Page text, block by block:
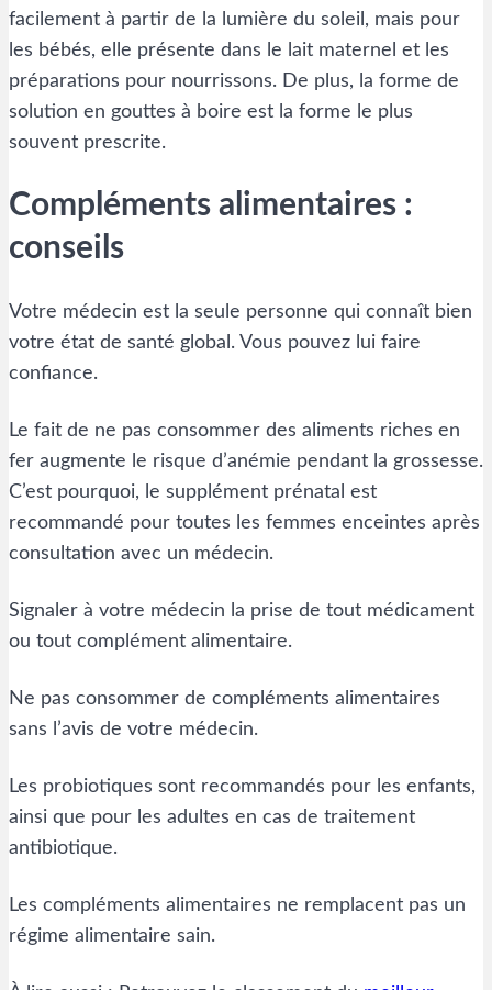
facilement à partir de la lumière du soleil, mais pour
les bébés, elle présente dans le lait maternel et les
préparations pour nourrissons. De plus, la forme de
solution en gouttes à boire est la forme le plus
souvent prescrite.
Compléments alimentaires :
conseils
Votre médecin est la seule personne qui connaît bien
votre état de santé global. Vous pouvez lui faire
confiance.
Le fait de ne pas consommer des aliments riches en
fer augmente le risque d’anémie pendant la grossesse.
C’est pourquoi, le supplément prénatal est
recommandé pour toutes les femmes enceintes après
consultation avec un médecin.
Signaler à votre médecin la prise de tout médicament
ou tout complément alimentaire.
Ne pas consommer de compléments alimentaires
sans l’avis de votre médecin.
Les probiotiques sont recommandés pour les enfants,
ainsi que pour les adultes en cas de traitement
antibiotique.
Les compléments alimentaires ne remplacent pas un
régime alimentaire sain.